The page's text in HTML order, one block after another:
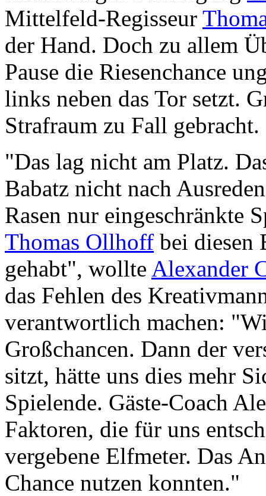
Mittelfeld-Regisseur
der Hand. Doch zu allem
Pause die Riesenchance
links neben das Tor setzt.
Strafraum zu Fall gebracht.
"Das lag nicht am Platz.
Babatz nicht nach
Rasen nur eingeschränkte
Thomas Ollhoff bei diesen
gehabt", wollte Alexander
das Fehlen des
verantwortlich machen:
Großchancen. Dann der
sitzt, hätte uns dies mehr
Spielende. Gäste-Coach
Faktoren, die für uns
vergebene Elfmeter. Das
Chance nutzen konnten."